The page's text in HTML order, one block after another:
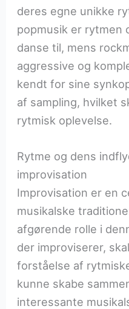
deres egne unikke
popmusik er rytmen
danse til, mens
aggressive og
kendt for sine
af sampling, hvilket
rytmisk oplevelse.
Rytme og dens
improvisation
Improvisation er en
musikalske
afgørende rolle i
der improviserer,
forståelse af
kunne skabe
interessante